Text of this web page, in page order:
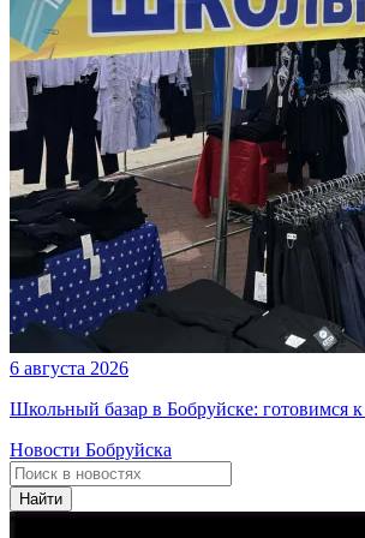
6 августа 2026
Школьный базар в Бобруйске: готовимся
Новости Бобруйска
Найти